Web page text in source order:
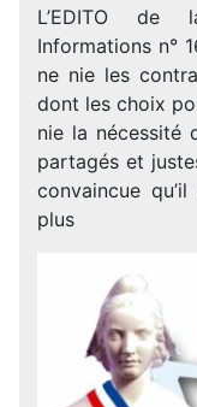
L’EDITO de
Informations n°
ne nie les
dont les choix
nie la nécessité
partagés et
convaincue
plus